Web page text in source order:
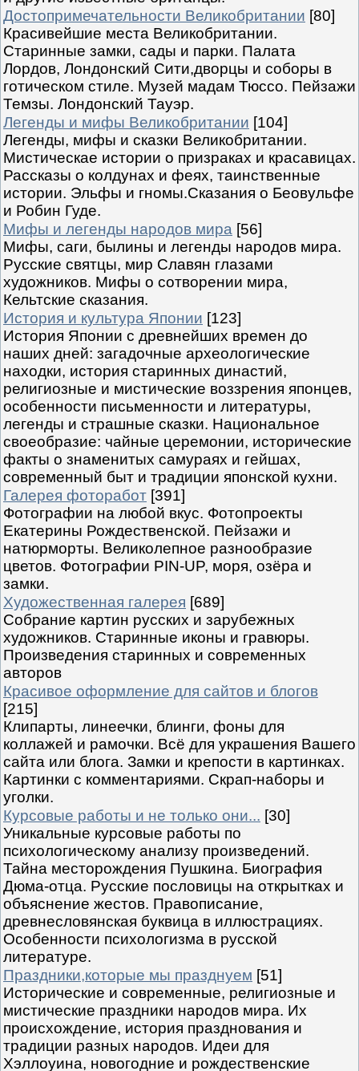
Достопримечательности Великобритании [80]
Красивейшие места Великобритании.
Старинные замки, сады и парки. Палата
Лордов, Лондонский Сити,дворцы и соборы в
готическом стиле. Музей мадам Тюссо. Пейзажи
Темзы. Лондонский Тауэр.
Легенды и мифы Великобритании [104]
Легенды, мифы и сказки Великобритании.
Мистическае истории о призраках и красавицах.
Рассказы о колдунах и феях, таинственные
истории. Эльфы и гномы.Сказания о Беовульфе
и Робин Гуде.
Мифы и легенды народов мира [56]
Мифы, саги, былины и легенды народов мира.
Русские святцы, мир Славян глазами
художников. Мифы о сотворении мира,
Кельтские сказания.
История и культура Японии [123]
История Японии с древнейших времен до
наших дней: загадочные археологические
находки, история старинных династий,
религиозные и мистические воззрения японцев,
особенности письменности и литературы,
легенды и страшные сказки. Национальное
своеобразие: чайные церемонии, исторические
факты о знаменитых самураях и гейшах,
современный быт и традиции японской кухни.
Галерея фоторабот [391]
Фотографии на любой вкус. Фотопроекты
Екатерины Рождественской. Пейзажи и
натюрморты. Великолепное разнообразие
цветов. Фотографии PIN-UP, моря, озёра и
замки.
Художественная галерея [689]
Собрание картин русских и зарубежных
художников. Старинные иконы и гравюры.
Произведения старинных и современных
авторов
Красивое оформление для сайтов и блогов
[215]
Клипарты, линеечки, блинги, фоны для
коллажей и рамочки. Всё для украшения Вашего
сайта или блога. Замки и крепости в картинках.
Картинки с комментариями. Скрап-наборы и
уголки.
Курсовые работы и не только они... [30]
Уникальные курсовые работы по
психологическому анализу произведений.
Тайна месторождения Пушкина. Биография
Дюма-отца. Русские пословицы на открытках и
объяснение жестов. Правописание,
древнесловянская буквица в иллюстрациях.
Особенности психологизма в русской
литературе.
Праздники,которые мы празднуем [51]
Исторические и современные, религиозные и
мистические праздники народов мира. Их
происхождение, история празднования и
традиции разных народов. Идеи для
Хэллоуина, новогодние и рождественские